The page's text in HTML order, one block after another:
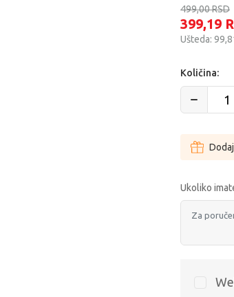
499,00RSD
399,19
Ušteda:
Količina:
Ukoliko